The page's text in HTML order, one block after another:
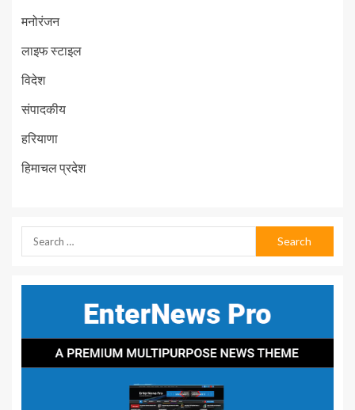
मनोरंजन
लाइफ स्टाइल
विदेश
संपादकीय
हरियाणा
हिमाचल प्रदेश